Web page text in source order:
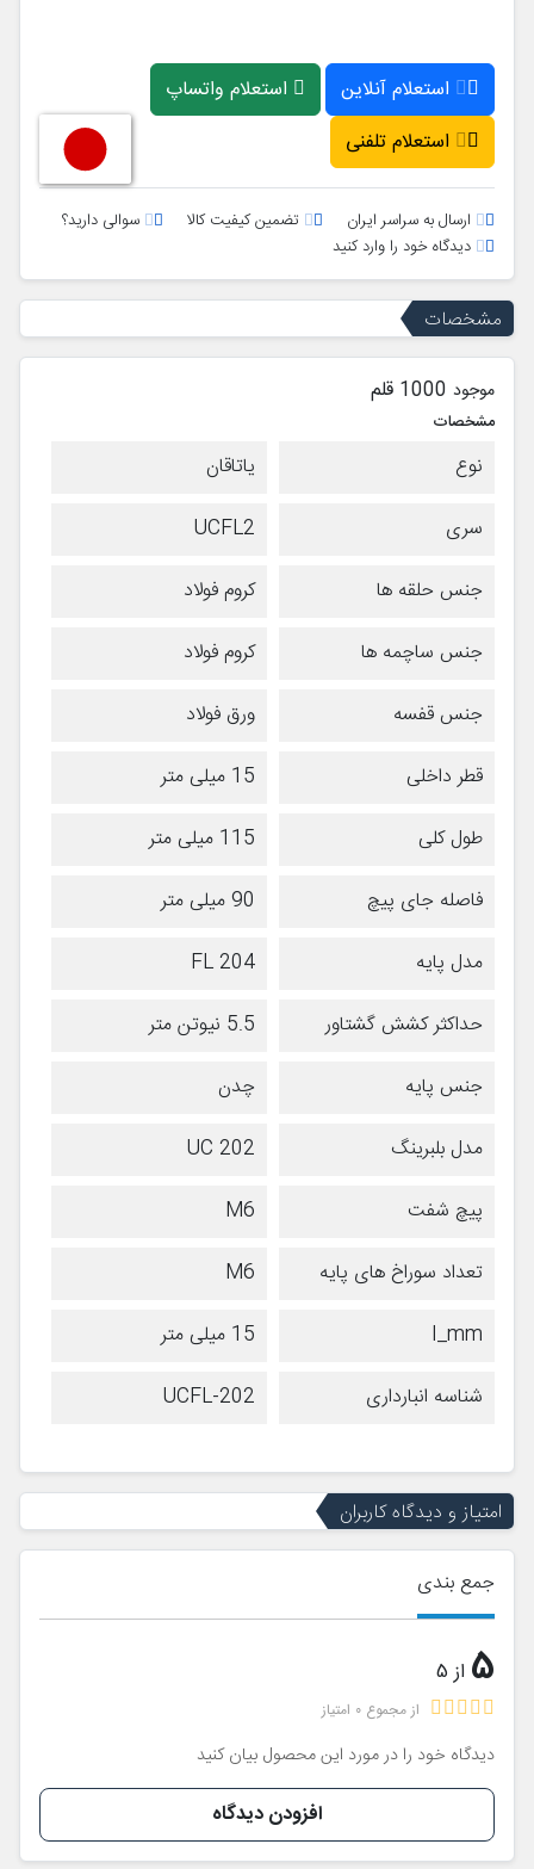
استعلام آنلاین
استعلام واتساپ
استعلام تلفنی
ارسال به سراسر ایران تضمین کیفیت کالا
سوالی دارید؟
دیدگاه خود را وارد کنید
مشخصات
موجود 1000 قلم
مشخصات
نوع
یاتاقان
سری
UCFL2
جنس حلقه ها
کروم فولاد
جنس ساچمه ها
کروم فولاد
جنس قفسه
ورق فولاد
قطر داخلی
15 میلی متر
طول کلی
115 میلی متر
فاصله جای پیچ
90 میلی متر
مدل پایه
FL 204
حداکثر کشش گشتاور
5.5 نیوتن متر
جنس پایه
چدن
مدل بلبرینگ
UC 202
پیچ شفت
M6
تعداد سوراخ های پایه
M6
I_mm
15 میلی متر
شناسه انبارداری
UCFL-202
امتیاز و دیدگاه کاربران
جمع بندی
5 از 5
از مجموع 0 امتیاز
دیدگاه خود را در مورد این محصول بیان کنید
افزودن دیدگاه